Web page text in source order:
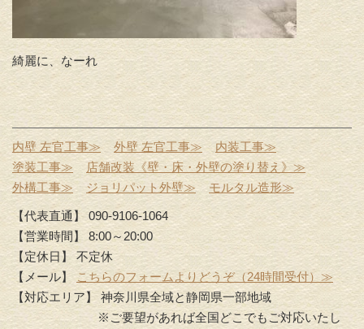
綺麗に、なーれ
内壁 左官工事≫ 外壁 左官工事≫
内装工事≫
塗装工事≫
店舗改装《壁・床・外壁の塗り替え》≫
外構工事≫
ジョリパット外壁≫ モルタル造形≫
【代表直通】 090-9106-1064
【営業時間】 8:00～20:00
【定休日】 不定休
【メール】こちらのフォームよりどうぞ（24時間受付）≫
【対応エリア】 神奈川県全域と静岡県一部地域
※ご要望があれば全国どこでもご対応いたし